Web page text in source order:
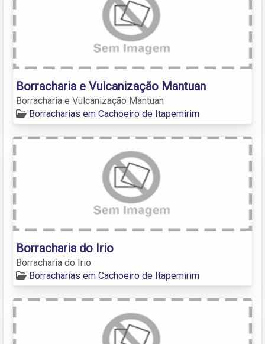
Borracharia e Vulcanização Mantuan
Borracharia e Vulcanização Mantuan
Borracharias em Cachoeiro de Itapemirim
Borracharia do Irio
Borracharia do Irio
Borracharias em Cachoeiro de Itapemirim